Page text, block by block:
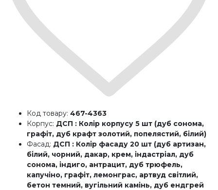
Код товару: 467-4363
Корпус: ДСП : Колір корпусу 5 шт (дуб сонома,
графіт, дуб крафт золотий, попелястий, білий)
Фасад: ДСП : Колір фасаду 20 шт (дуб артизан,
білий, чорний, дакар, крем, індастріал, дуб
сонома, індиго, антрацит, дуб трюфель,
капучіно, графіт, лемонграс, артвуд світлий,
бетон темний, вугільний камінь, дуб ендгрей